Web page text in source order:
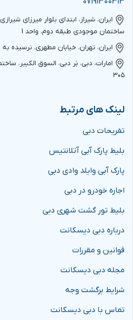
ایران، شیراز، ابتدای بلوار میرزای
ساختمان موجودی طبقه دوم، واحد 1
ایران، تهران، خیابان مطهری، نرسیده
۳۰۵
لینک های مرتبط
تفریحات دبی
بلیط پارک آبی آتلانتیس
پارک آبی وایلد وادی دبی
اجاره خودرو در دبی
بلیط تور گشت شهری دبی
درباره دبی دیسکانت
قوانین و مقررات
مجله دبی دیسکانت
شرایط برگشت وجه
تماس با دبی دیسکانت